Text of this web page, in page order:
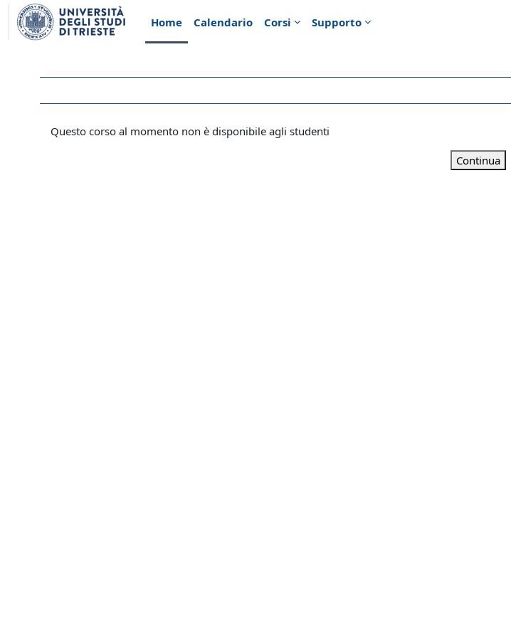
Vai al contenuto principale
Home
Calendario Corsi Supporto
Questo corso al momento non è disponibile agli studenti
Continua